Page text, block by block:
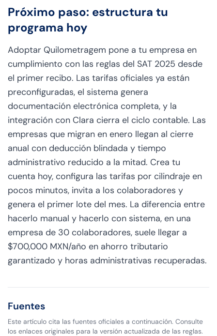
Próximo paso: estructura tu
programa hoy
Adoptar Quilometragem pone a tu empresa en
cumplimiento con las reglas del SAT 2025 desde
el primer recibo. Las tarifas oficiales ya están
preconfiguradas, el sistema genera
documentación electrónica completa, y la
integración con Clara cierra el ciclo contable. Las
empresas que migran en enero llegan al cierre
anual con deducción blindada y tiempo
administrativo reducido a la mitad. Crea tu
cuenta hoy, configura las tarifas por cilindraje en
pocos minutos, invita a los colaboradores y
genera el primer lote del mes. La diferencia entre
hacerlo manual y hacerlo con sistema, en una
empresa de 30 colaboradores, suele llegar a
$700,000 MXN/año en ahorro tributario
garantizado y horas administrativas recuperadas.
Fuentes
Este artículo cita las fuentes oficiales a continuación. Consulte
los enlaces originales para la versión actualizada de las reglas.